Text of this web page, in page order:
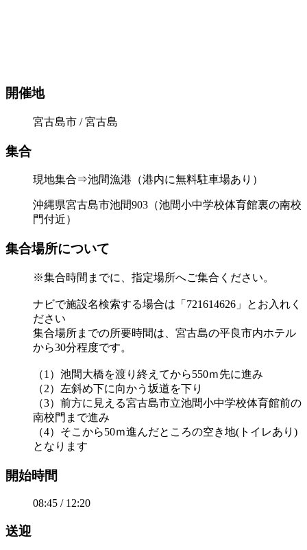
開催地
宮古島市 / 宮古島
集合
現地集合⇒池間漁港（港内に無料駐車場あり）
沖縄県宮古島市池間903（池間小中学校体育館裏の南校
門付近）
集合場所について
※集合時間までに、指定場所へご集合ください。
ナビで施設名検索する場合は「721614626」とお入れく
ださい
集合場所までの所要時間は、宮古島の平良市内ホテル
から30分程度です。
（1）池間大橋を渡り終えてから550ｍ先に進み
（2）左斜め下に向かう坂道を下り
（3）前方に見える宮古島市立池間小中学校体育館前の
南校門まで進み
（4）そこから50ｍ進んだところの空き地(トイレあり)
となります
開始時間
08:45 / 12:20
送迎